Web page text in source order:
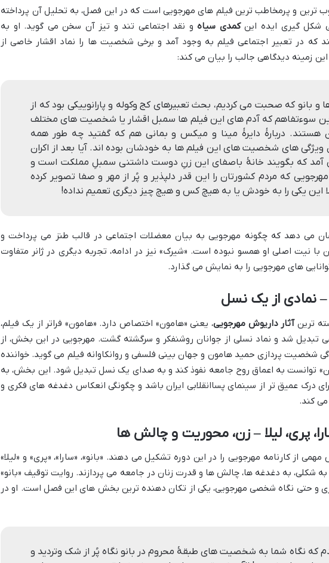
ترین و پرمخاطب ترین فیلم های مهرجویی است که در این فصل، به تحلیل آن پرداخته
شکل گیری ایده اینکمدی سیاهو نقد اجتماعی تند و تیز آن سخن می گوید. او به
که در تعبیر اجتماعی فیلم به وجود آمد و برخی شخصیت ها را نماد اقشار خاصی از
زمینه دیدگاهی جالب را بیان می کند:
و بانو که صحبت می کردیم، بحث تعبیرهای کج وکوله و پارانوییکی بود که از
سوءتفاهم که آدم های این فیلم ها سمبل اقشار یا شخصیت های مختلف
هستند. دربارهٔ دایرهٔ مینا و میکس و بمانی هم که گفتید چه طور همه
های شخصیت های این فیلم ها به خودشان بوده اند. آیا بعد از اکران
آمد که بگویند خانهٔ باصفای این زنِ دوست داشتنی سمبلِ مملکت است و
که مردم کشورتان را این قدر دلپذیر و پُر از مهر و صفا تصویر کرده
این یکی را به خودش یا به هیچ کس و هیچ چیز دیگری تعمیم نداده!
می دهد که چگونه مهرجویی به بیان معضلات اجتماعی در قالب طنز می پرداخت و
نیت اصلی او همسو نبوده است. «شیرک» نیز در ادامه، تجربه دیگری در ژانر متفاوت
های مهرجویی را به نمایش می گذارد.
نمادی از یک نسل
ترینآثار داریوش مهرجویی، یعنی «هامون» اختصاص دارد. «هامون» فراتر از یک فیلم،
تبدیل شد و نماد نسلی از جوانان روشنفکر و سرگشته گشت. مهرجویی در این بخش، از
شخصیت پردازی حمید هامون و جهان بینی فلسفی و روانکاوانه فیلم می گوید. خواننده
توانست به اعماق روح جامعه نفوذ کند و به صدای یک نسل تبدیل شود. این بخش، به
درک عمیق تر از سینمای پساانقلابی ایران باشد و چگونگی انعکاس دغدغه های فکری و
کند.
پری، لیلا – زن، محوریت و چالش ها
از کارنامه مهرجویی را در این دوره تشکیل می دهند. «بانو»، «سارا»، «پری» و «لیلا»
شکلی، به دغدغه ها، چالش ها و قدرت زنان در جامعه می پردازند. روایت توقیف «بانو»
و حتی نگاه شخصی مهرجویی، یکی از تکان دهنده ترین بخش های این فصل است. او در
که نگاه شما به شخصیت های طبقهٔ محروم در بانو نگاه پُر از شک وتردید و